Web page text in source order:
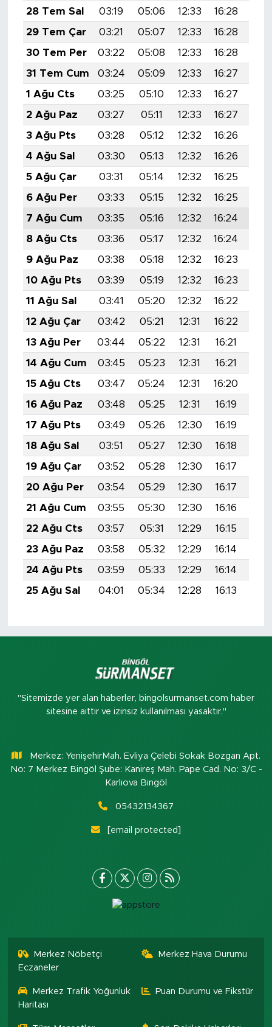
28 Tem Sal
03:19 05:06 12:33 16:28
29 Tem Çar
03:21 05:07 12:33 16:28
30 Tem Per
03:22 05:08 12:33 16:28
31 Tem Cum
03:24 05:09 12:33 16:27
1 Ağu Cts
03:25 05:10 12:33 16:27
2 Ağu Paz
03:27 05:11 12:33 16:27
3 Ağu Pts
03:28 05:12 12:32 16:26
4 Ağu Sal
03:30 05:13 12:32 16:26
5 Ağu Çar
03:31 05:14 12:32 16:25
6 Ağu Per
03:33 05:15 12:32 16:25
7 Ağu Cum
03:35 05:16 12:32 16:24
8 Ağu Cts
03:36 05:17 12:32 16:24
9 Ağu Paz
03:38 05:18 12:32 16:23
10 Ağu Pts
03:39 05:19 12:32 16:23
11 Ağu Sal
03:41 05:20 12:32 16:22
12 Ağu Çar
03:42 05:21 12:31 16:22
13 Ağu Per
03:44 05:22 12:31 16:21
14 Ağu Cum
03:45 05:23 12:31 16:21
15 Ağu Cts
03:47 05:24 12:31 16:20
16 Ağu Paz
03:48 05:25 12:31 16:19
17 Ağu Pts
03:49 05:26 12:30 16:19
18 Ağu Sal
03:51 05:27 12:30 16:18
19 Ağu Çar
03:52 05:28 12:30 16:17
20 Ağu Per
03:54 05:29 12:30 16:17
21 Ağu Cum
03:55 05:30 12:30 16:16
22 Ağu Cts
03:57 05:31 12:29 16:15
23 Ağu Paz
03:58 05:32 12:29 16:14
24 Ağu Pts
03:59 05:33 12:29 16:14
25 Ağu Sal
04:01 05:34 12:28 16:13
"Sitemizde yer alan haberler, bingolsurmanset.com haber
sitesine aittir ve izinsiz kullanılması yasaktır."
Merkez: YenişehirMah. Evliya Çelebi Sokak Bozgan Apt.
No: 7 Merkez Bingöl Şube: Kanireş Mah. Pape Cad. No: 3/C -
Karlıova Bingöl
05432134367
[email protected]
Merkez Nöbetçi
Eczaneler
Merkez Hava Durumu
Merkez Trafik Yoğunluk
Haritası
Puan Durumu ve Fikstür